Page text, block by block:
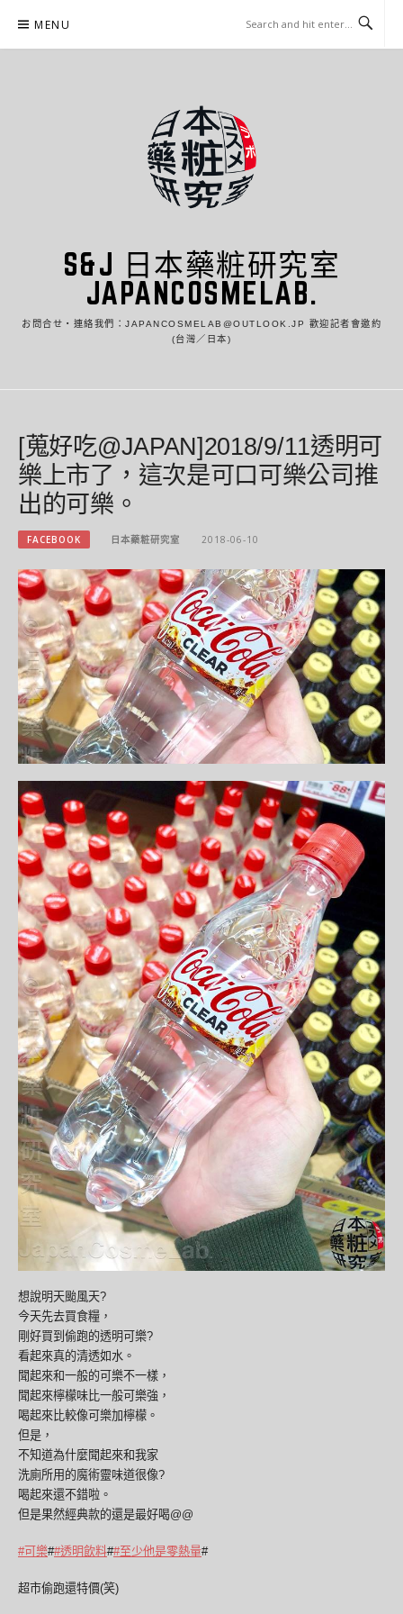
content
MENU
S&J 日本藥粧研究室
JAPANCOSMELAB.
お問合せ・連絡我們：JAPANCOSMELAB@OUTLOOK.JP 歡迎記者會邀約
(台灣／日本)
[蒐好吃@JAPAN]2018/9/11透明可
樂上市了，這次是可口可樂公司推
出的可樂。
FACEBOOK 日本藥粧研究室 2018-06-10
想說明天颱風天?
今天先去買食糧，
剛好買到偷跑的透明可樂?
看起來真的清透如水。
聞起來和一般的可樂不一樣，
聞起來檸檬味比一般可樂強，
喝起來比較像可樂加檸檬。
但是，
不知道為什麼聞起來和我家
洗廁所用的魔術靈味道很像?
喝起來還不錯啦。
但是果然經典款的還是最好喝@@
#可樂##透明飲料##至少他是零熱量#
超市偷跑還特價(笑)